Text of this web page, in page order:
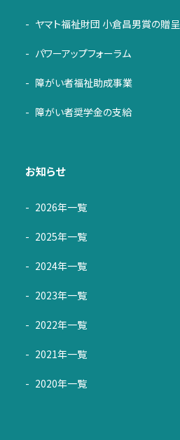
ヤマト福祉財団 小倉昌男賞の贈呈
パワーアップフォーラム
障がい者福祉助成事業
障がい者奨学金の支給
お知らせ
2026年一覧
2025年一覧
2024年一覧
2023年一覧
2022年一覧
2021年一覧
2020年一覧